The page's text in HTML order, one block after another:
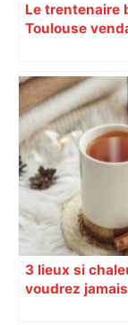
Le trentenaire
Toulouse
3 lieux si
voudrez